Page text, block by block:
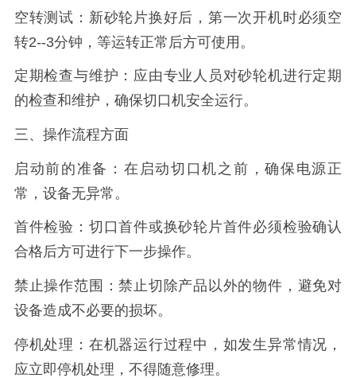
空转测试：新砂轮片换好后，第一次开机时必须空
转2--3分钟，等运转正常后方可使用。
定期检查与维护：应由专业人员对砂轮机进行定期
的检查和维护，确保切口机安全运行。
三、操作流程方面
启动前的准备：在启动切口机之前，确保电源正
常，设备无异常。
首件检验：切口首件或换砂轮片首件必须检验确认
合格后方可进行下一步操作。
禁止操作范围：禁止切除产品以外的物件，避免对
设备造成不必要的损坏。
停机处理：在机器运行过程中，如发生异常情况，
应立即停机处理，不得随意修理。